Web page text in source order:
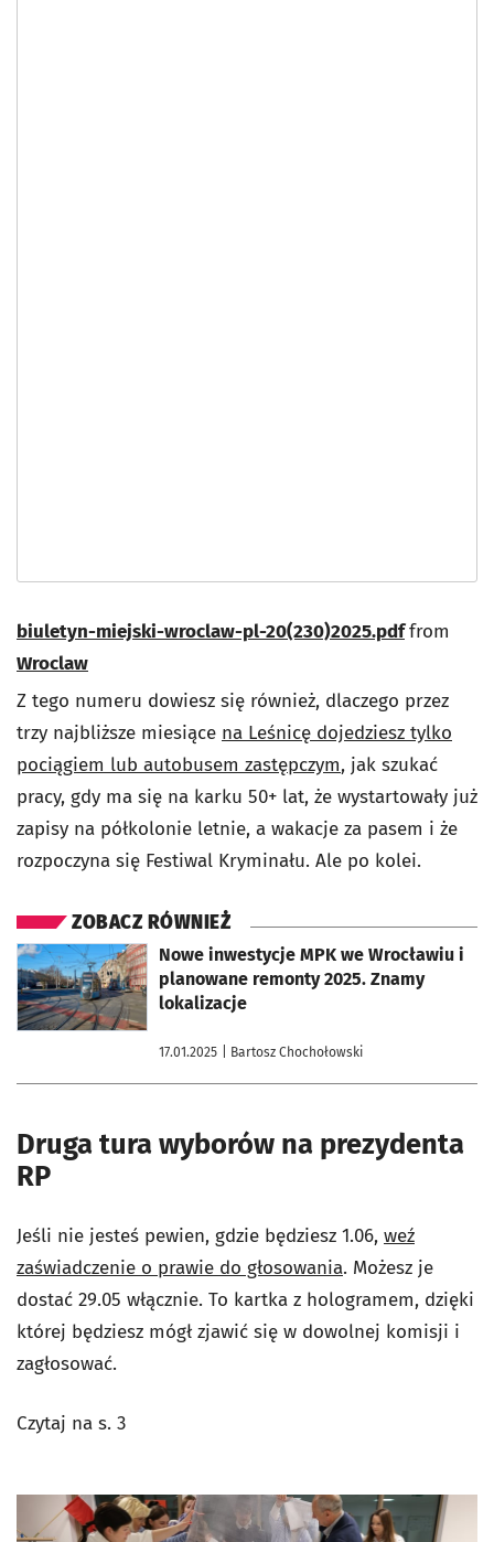
biuletyn-miejski-wroclaw-pl-20(230)2025.pdffrom
Wroclaw
Z tego numeru dowiesz się również, dlaczego przez
trzy najbliższe miesiące na Leśnicę dojedziesz tylko
pociągiem lub autobusem zastępczym, jak szukać
pracy, gdy ma się na karku 50+ lat, że wystartowały już
zapisy na półkolonie letnie, a wakacje za pasem i że
rozpoczyna się Festiwal Kryminału. Ale po kolei.
ZOBACZ RÓWNIEŻ
Nowe inwestycje MPK we Wrocławiu i
planowane remonty 2025. Znamy
lokalizacje
17.01.2025 | Bartosz Chochołowski
otworzy się w nowej karcie
Druga tura wyborów na prezydenta
RP
Jeśli nie jesteś pewien, gdzie będziesz 1.06, weź
zaświadczenie o prawie do głosowania. Możesz je
dostać 29.05 włącznie. To kartka z hologramem, dzięki
której będziesz mógł zjawić się w dowolnej komisji i
zagłosować.
Czytaj na s. 3